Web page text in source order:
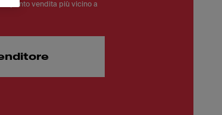
il punto vendita più vicino a